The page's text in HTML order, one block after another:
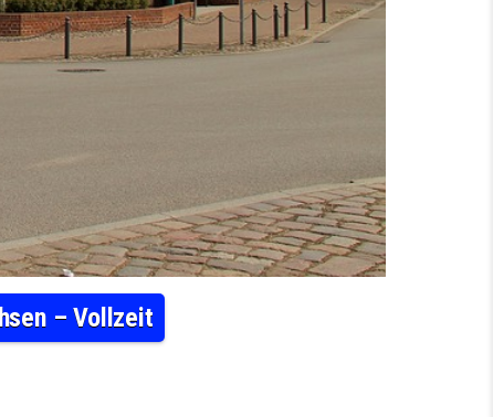
– Vollzeit
K&S SENIORENRESIDENZ EILENBURG, SACHSEN – VOLLZEIT